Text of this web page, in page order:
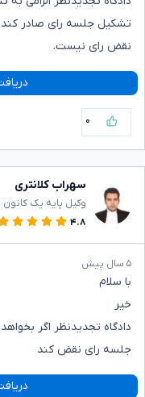
تشکیل جلسه رای صادر
نقض رای نیست.
۰
سهراب کلانتری
وکیل پایه یک کانون
۴.۸
۵ سال پیش
با سلام
خیر
دادگاه تجدیدنظر اگر
جلسه رای نقض کند